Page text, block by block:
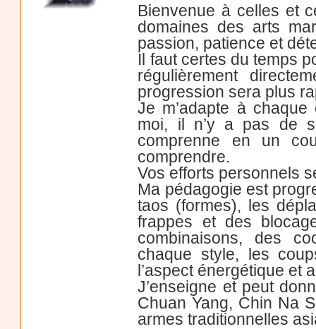
Bienvenue à celles et
domaines des arts
passion, patience et
Il faut certes du temps
régulièrement
progression sera plus
Je m’adapte à
moi, il n’y a pas de
comprenne en un
comprendre.
Vos efforts personnels
Ma pédagogie est
taos (formes), les
frappes et des
combinaisons, des
chaque style, les
l’aspect énergétique et
J’enseigne et peut
Chuan Yang, Chin Na
armes traditionnelles